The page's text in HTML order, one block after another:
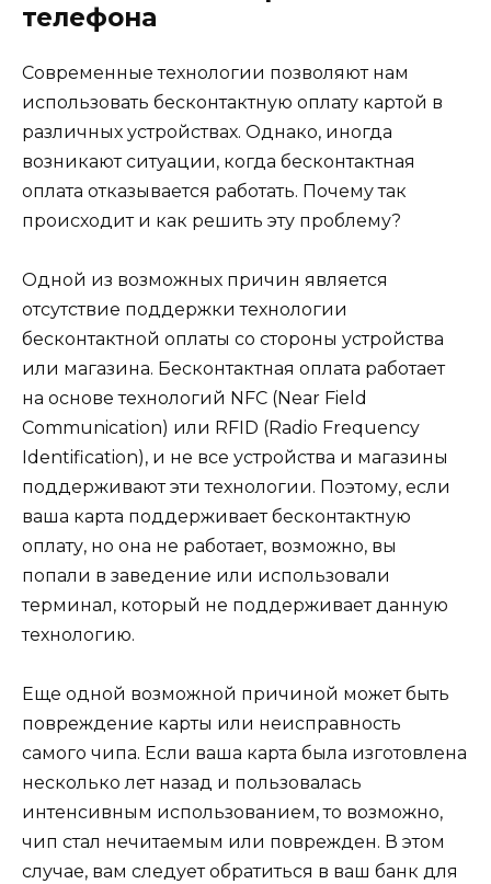
телефона
Современные технологии позволяют нам
использовать бесконтактную оплату картой в
различных устройствах. Однако, иногда
возникают ситуации, когда бесконтактная
оплата отказывается работать. Почему так
происходит и как решить эту проблему?
Одной из возможных причин является
отсутствие поддержки технологии
бесконтактной оплаты со стороны устройства
или магазина. Бесконтактная оплата работает
на основе технологий NFC (Near Field
Communication) или RFID (Radio Frequency
Identification), и не все устройства и магазины
поддерживают эти технологии. Поэтому, если
ваша карта поддерживает бесконтактную
оплату, но она не работает, возможно, вы
попали в заведение или использовали
терминал, который не поддерживает данную
технологию.
Еще одной возможной причиной может быть
повреждение карты или неисправность
самого чипа. Если ваша карта была изготовлена
несколько лет назад и пользовалась
интенсивным использованием, то возможно,
чип стал нечитаемым или поврежден. В этом
случае, вам следует обратиться в ваш банк для